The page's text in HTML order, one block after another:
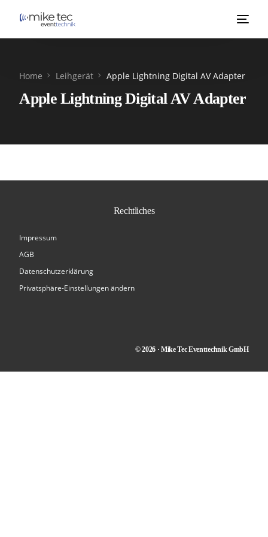
Home Leihgerät Apple Lightning Digital AV Adapter
Apple Lightning Digital AV Adapter
Rechtliches
Impressum
AGB
Datenschutzerklärung
Privatsphäre-Einstellungen ändern
© 2026 · Mike Tec Eventtechnik GmbH